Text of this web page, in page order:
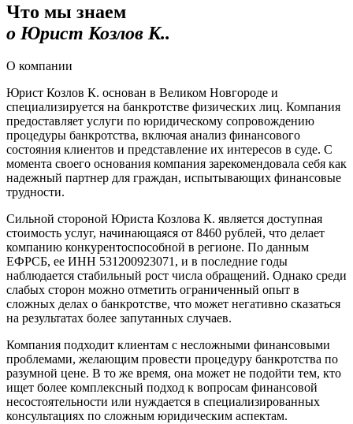
Что мы знаем
о Юрист Козлов К..
О компании
Юрист Козлов К. основан в Великом Новгороде и
специализируется на банкротстве физических лиц. Компания
предоставляет услуги по юридическому сопровождению
процедуры банкротства, включая анализ финансового
состояния клиентов и представление их интересов в суде. С
момента своего основания компания зарекомендовала себя как
надежный партнер для граждан, испытывающих финансовые
трудности.
Сильной стороной Юриста Козлова К. является доступная
стоимость услуг, начинающаяся от 8460 рублей, что делает
компанию конкурентоспособной в регионе. По данным
ЕФРСБ, ее ИНН 531200923071, и в последние годы
наблюдается стабильный рост числа обращений. Однако среди
слабых сторон можно отметить ограниченный опыт в
сложных делах о банкротстве, что может негативно сказаться
на результатах более запутанных случаев.
Компания подходит клиентам с несложными финансовыми
проблемами, желающим провести процедуру банкротства по
разумной цене. В то же время, она может не подойти тем, кто
ищет более комплексный подход к вопросам финансовой
несостоятельности или нуждается в специализированных
консультациях по сложным юридическим аспектам.